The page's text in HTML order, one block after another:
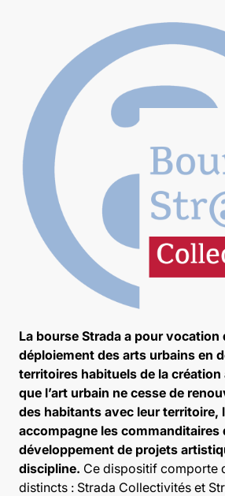
La bourse Strada a pour vocation
déploiement des arts urbains en
territoires habituels de la création
que l’art urbain ne cesse de
des habitants avec leur territoire,
accompagne les commanditaires
développement de projets
discipline. Ce dispositif comporte
distincts : Strada Collectivités et